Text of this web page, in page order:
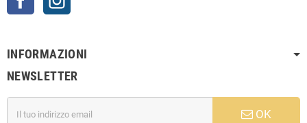
INFORMAZIONI
NEWSLETTER
OK